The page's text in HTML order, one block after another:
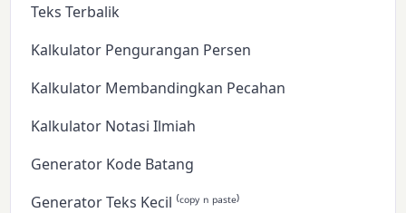
Teks Terbalik
Kalkulator Pengurangan Persen
Kalkulator Membandingkan Pecahan
Kalkulator Notasi Ilmiah
Generator Kode Batang
Generator Teks Kecil ⁽ᶜᵒᵖʸ ⁿ ᵖᵃˢᵗᵉ⁾